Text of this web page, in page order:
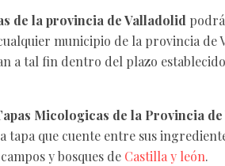
de la provincia de Valladolid
municipio de la provincia de
a tal fin dentro del plazo
Micologicas de la Provincia
tapa que cuente entre sus
y bosques de Castilla y león.